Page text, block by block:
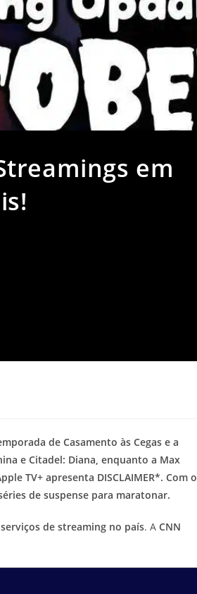
em
de Casamento às Cegas e a
e Citadel: Diana, enquanto a Max
TV+ apresenta DISCLAIMER*. Com o
de suspense para maratonar.
de streaming no país. A CNN